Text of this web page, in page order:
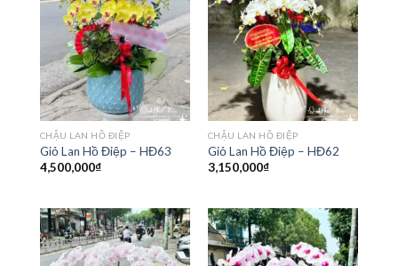
CHẬU LAN HỒ ĐIỆP
Giỏ Lan Hồ Điệp – HĐ63
4,500,000₫
CHẬU LAN HỒ ĐIỆP
Giỏ Lan Hồ Điệp – HĐ62
3,150,000₫